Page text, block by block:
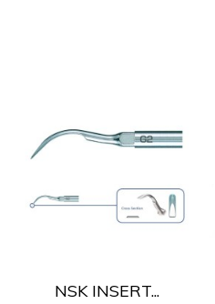
NSK INSERT...